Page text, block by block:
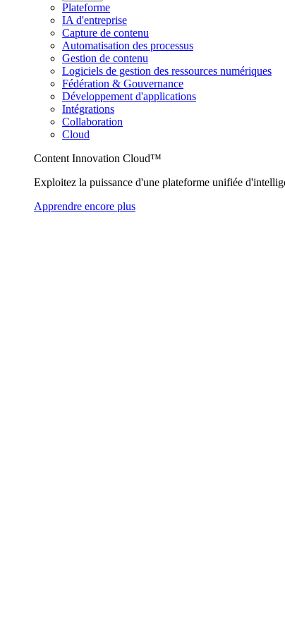
Plateforme
IA d'entreprise
Capture de contenu
Automatisation des processus
Gestion de contenu
Logiciels de gestion des ressources numériques
Fédération & Gouvernance
Développement d'applications
Intégrations
Collaboration
Cloud
Content Innovation Cloud™
Exploitez la puissance d'une plateforme unifiée
Apprendre encore plus